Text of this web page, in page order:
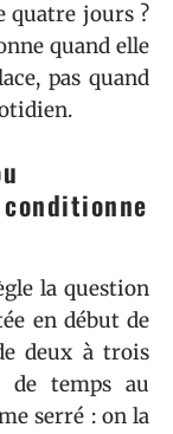
quatre jours ?
quand elle
pas quand
la question
en début de
deux à trois
de temps au
serré : on la